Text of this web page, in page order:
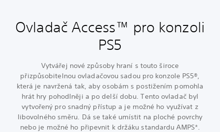
Ovladač Access™ pro konzoli
PS5
Vytvářej nové způsoby hraní s touto široce
přizpůsobitelnou ovladačovou sadou pro konzole PS5®,
která je navržená tak, aby osobám s postižením pomohla
hrát hry pohodlněji a po delší dobu. Tento ovladač byl
vytvořený pro snadný přístup a je možné ho využívat z
libovolného směru. Dá se také umístit na ploché povrchy
nebo je možné ho připevnit k držáku standardu AMPS*.